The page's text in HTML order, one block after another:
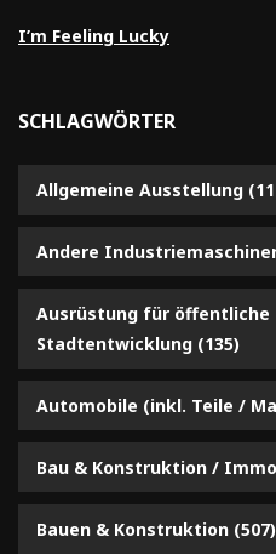
I’m Feeling Lucky
SCHLAGWÖRTER
Allgemeine Ausstellung
Andere
Ausrüstung für öffentliche
Stadtentwicklung (135)
Automobile (inkl. Teile /
Bau & Konstruktion /
Bauen & Konstruktion (507)